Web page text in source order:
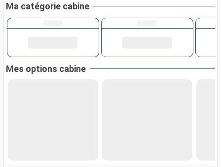
Ma catégorie cabine
Mes options cabine